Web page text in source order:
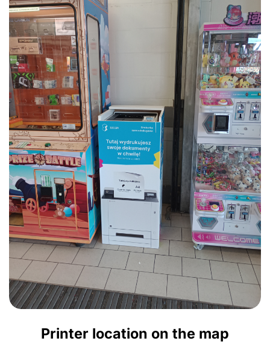
Printer location on the map